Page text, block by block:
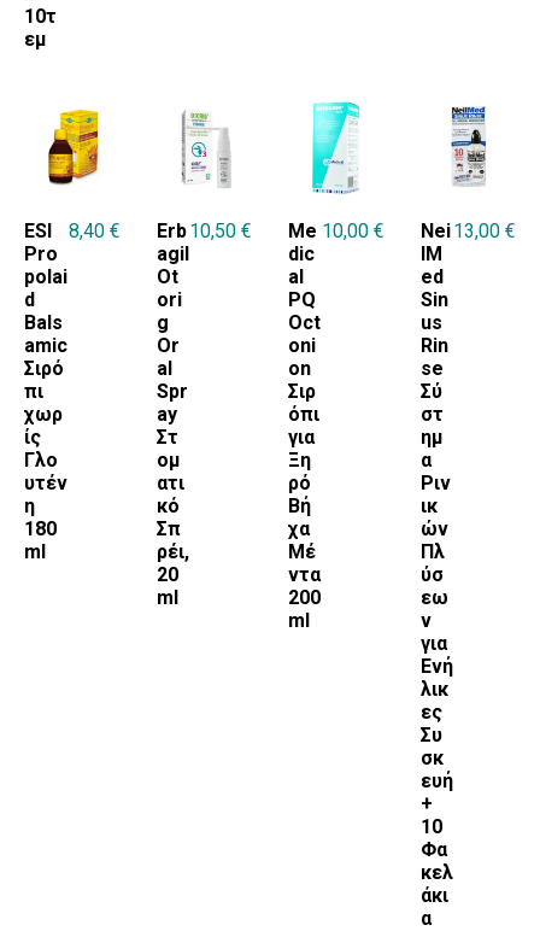
10τ
εμ
ESI
Pro
polai
d
Bals
amic
Σιρό
πι
χωρ
ίς
Γλο
υτέν
η
180
ml
8,40 €
Erb
agil
Ot
ori
g
Or
al
Spr
ay
Στ
ομ
ατι
κό
Σπ
ρέι,
20
ml
10,50 €
Me
dic
al
PQ
Oct
oni
on
Σιρ
όπι
για
Ξη
ρό
Βή
χα
Μέ
ντα
200
ml
10,00 €
Nei
lM
ed
Sin
us
Rin
se
Σύ
στ
ημ
α
Ριν
ικ
ών
Πλ
ύσ
εω
ν
για
Ενή
λικ
ες
Συ
σκ
ευή
+
10
Φα
κελ
άκι
α
13,00 €